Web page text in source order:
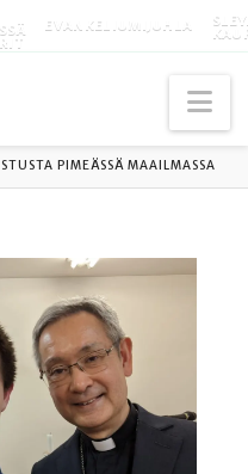
EVANKELIUMIJUHLA
PIMEÄSSÄ MAAILMASSA